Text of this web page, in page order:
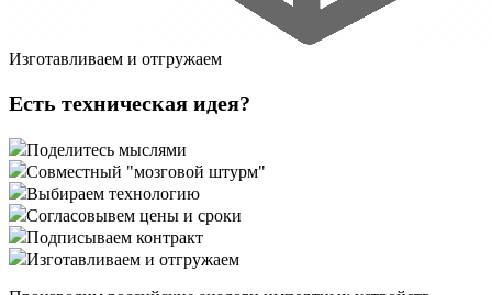
Изготавливаем и отгружаем
Есть техническая идея?
Поделитесь мыслями
Совместный "мозговой штурм"
Выбираем технологию
Согласовывем цены и сроки
Подписываем контракт
Изготавливаем и отгружаем